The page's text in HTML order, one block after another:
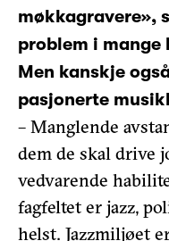
møkkagravere»,
problem i mange
Men kanskje
pasjonerte
– Manglende
dem de skal drive
vedvarende
fagfeltet er jazz,
helst. Jazzmiljøet